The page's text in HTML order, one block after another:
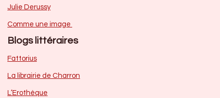
Julie Derussy
Comme une image
Blogs littéraires
Fattorius
La librairie de Charron
L’Erothèque